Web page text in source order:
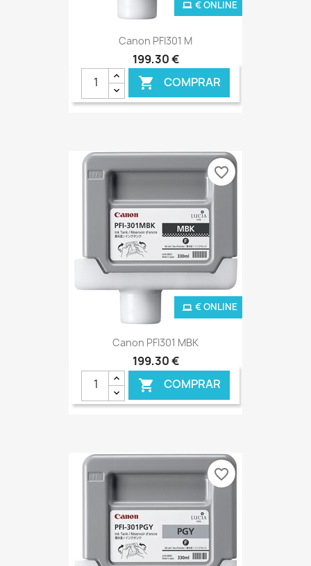
Canon PFI301 M
199,30 €
 COMPRAR
€ ONLINE
Canon PFI301 MBK
199,30 €
 COMPRAR
€ ONLINE
favorite_border
favorite_border